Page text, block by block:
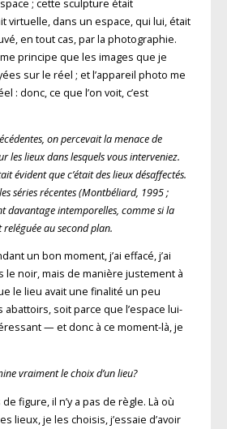
; cette sculpture était
virtuelle, dans un espace, qui lui, était
en tout cas, par la photographie.
principe que les images que je
sur le réel ; et l’appareil photo me
: donc, ce que l’on voit, c’est
on percevait la menace de
les lieux dans lesquels vous interveniez.
évident que c’était des lieux désaffectés.
séries récentes (Montbéliard, 1995 ;
davantage intemporelles, comme si la
au second plan.
un bon moment, j’ai effacé, j’ai
le noir, mais de manière justement à
le lieu avait une finalité un peu
soit parce que l’espace lui-
— et donc à ce moment-là, je
vraiment le choix d’un lieu?
figure, il n’y a pas de règle. Là où
lieux, je les choisis, j’essaie d’avoir